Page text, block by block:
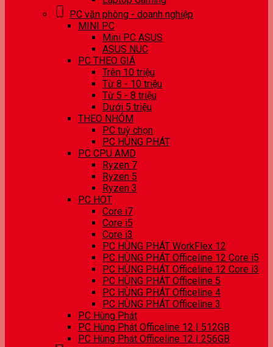
PC văn phòng - doanh nghiệp
MINI PC
Mini PC ASUS
ASUS NUC
PC THEO GIÁ
Trên 10 triệu
Từ 8 - 10 triệu
Từ 5 - 8 triệu
Dưới 5 triệu
THEO NHÓM
PC tuỳ chọn
PC HÙNG PHÁT
PC CPU AMD
Ryzen 7
Ryzen 5
Ryzen 3
PC HOT
Core i7
Core i5
Core i3
PC HÙNG PHÁT WorkFlex 12
PC HÙNG PHÁT Officeline 12 Core i5
PC HÙNG PHÁT Officeline 12 Core i3
PC HÙNG PHÁT Officeline 5
PC HÙNG PHÁT Officeline 4
PC HÙNG PHÁT Officeline 3
PC Hùng Phát
PC Hùng Phát Officeline 12 | 512GB
PC Hùng Phát Officeline 12 | 256GB